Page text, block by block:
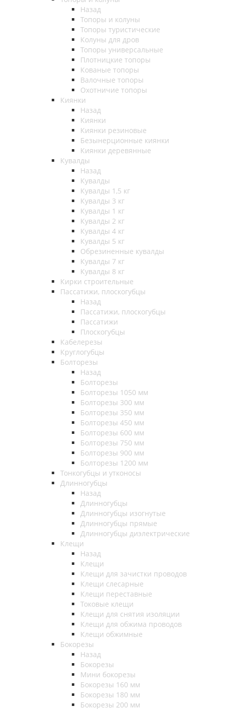
Назад
Топоры и колуны
Топоры туристические
Колуны для дров
Топоры универсальные
Плотницкие топоры
Кованые топоры
Валочные топоры
Охотничие топоры
Киянки
Назад
Киянки
Киянки резиновые
Безынерционные киянки
Киянки деревянные
Кувалды
Назад
Кувалды
Кувалды 1,5 кг
Кувалды 3 кг
Кувалды 1 кг
Кувалды 2 кг
Кувалды 4 кг
Кувалды 5 кг
Обрезиненные кувалды
Кувалды 7 кг
Кувалды 8 кг
Кирки строительные
Пассатижи, плоскогубцы
Назад
Пассатижи, плоскогубцы
Пассатижи
Плоскогубцы
Кабелерезы
Круглогубцы
Болторезы
Назад
Болторезы
Болторезы 1050 мм
Болторезы 300 мм
Болторезы 350 мм
Болторезы 450 мм
Болторезы 600 мм
Болторезы 750 мм
Болторезы 900 мм
Болторезы 1200 мм
Тонкогубцы и утконосы
Длинногубцы
Назад
Длинногубцы
Длинногубцы изогнутые
Длинногубцы прямые
Длинногубцы диэлектрические
Клещи
Назад
Клещи
Клещи для зачистки проводов
Клещи слесарные
Клещи переставные
Токовые клещи
Клещи для снятия изоляции
Клещи для обжима проводов
Клещи обжимные
Бокорезы
Назад
Бокорезы
Мини бокорезы
Бокорезы 160 мм
Бокорезы 180 мм
Бокорезы 200 мм